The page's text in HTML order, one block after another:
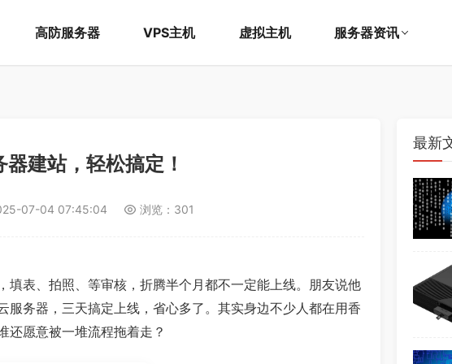
高防服务器 VPS主机 虚拟主机 服务器资讯
建站，轻松搞定！
07-04 07:45:04 浏览：301
表、拍照、等审核，折腾半个月都不一定能上线。朋友说他
务器，三天搞定上线，省心多了。其实身边不少人都在用香
还愿意被一堆流程拖着走？
最新